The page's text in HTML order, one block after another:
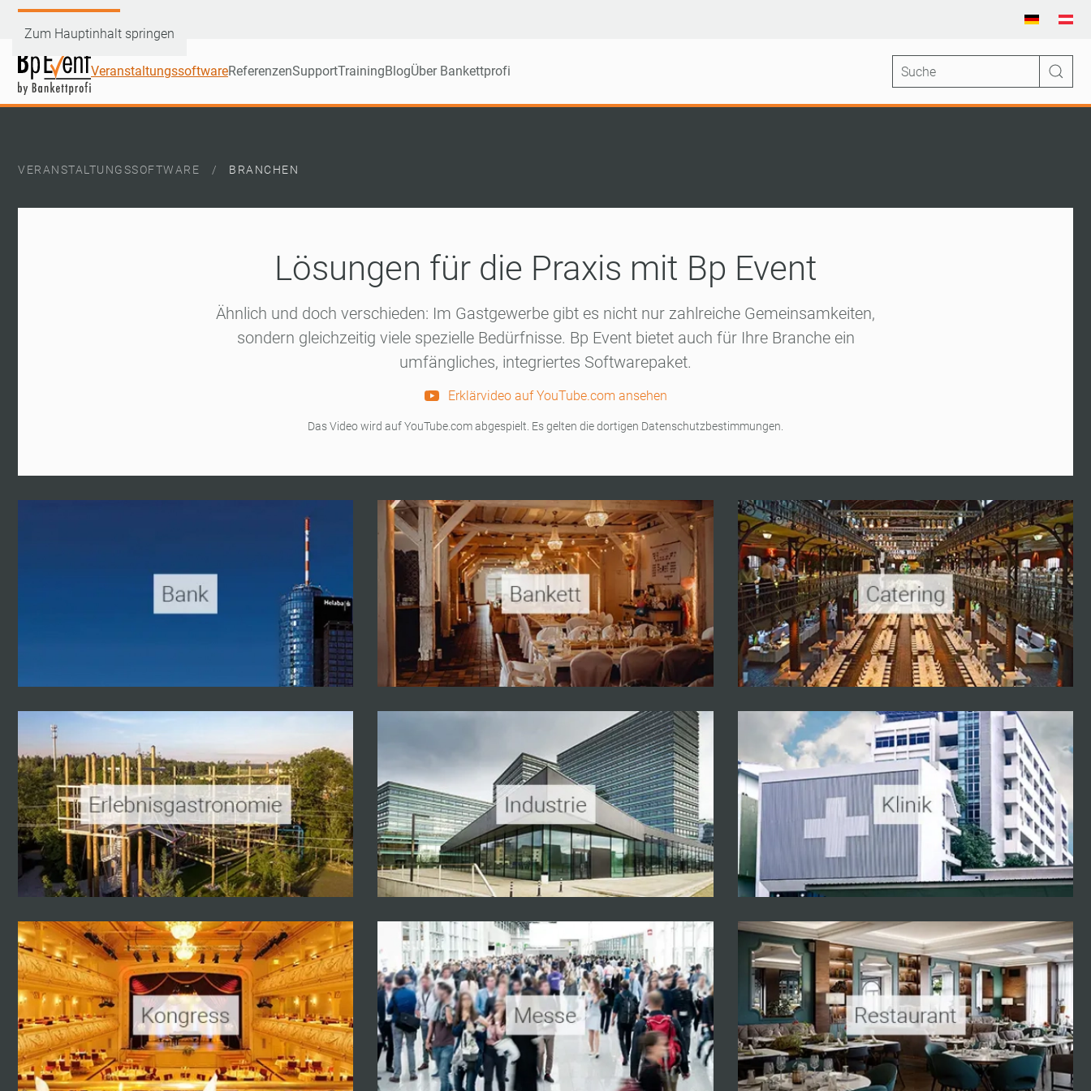
Zum Hauptinhalt springen
VeranstaltungssoftwareReferenzenSupportTrainingBlogÜber Bankettprofi
VERANSTALTUNGSSOFTWARE BRANCHEN
Lösungen für die Praxis mit Bp Event
Ähnlich und doch verschieden: Im Gastgewerbe gibt es nicht nur zahlreiche Gemeinsamkeiten,
sondern gleichzeitig viele spezielle Bedürfnisse. Bp Event bietet auch für Ihre Branche ein
umfängliches, integriertes Softwarepaket.
Erklärvideo auf YouTube.com ansehen
Das Video wird auf YouTube.com abgespielt. Es gelten die dortigen Datenschutzbestimmungen.